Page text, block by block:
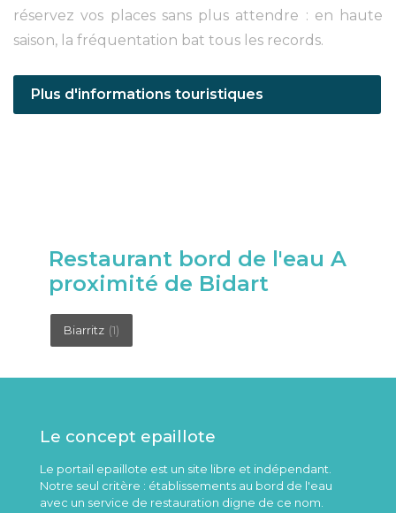
réservez vos places sans plus attendre : en haute
saison, la fréquentation bat tous les records.
Plus d'informations touristiques
Restaurant bord de l'eau A
proximité de Bidart
Biarritz (1)
Le concept epaillote
Le portail epaillote est un site libre et indépendant.
Notre seul critère : établissements au bord de l'eau
avec un service de restauration digne de ce nom.